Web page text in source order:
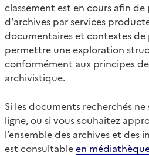
classement est en cours afin
d'archives par services
documentaires et contextes
permettre une exploration
conformément aux principes
archivistique.
Si les documents recherchés
ligne, ou si vous souhaitez
l’ensemble des archives et des
est consultableen